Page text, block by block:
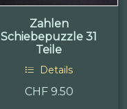
Zahlen
Schiebepuzzle 31
Teile
Details
CHF 9.50